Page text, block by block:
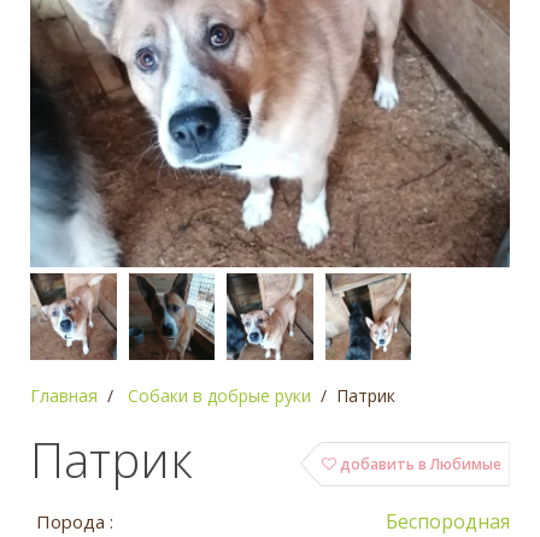
Главная Собаки в добрые руки Патрик
добавить в Любимые
Патрик
Порода : Беспородная